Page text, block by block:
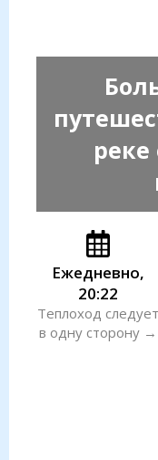
реке
Ежедневно,
20:22
Теплоход следует
в одну сторону →